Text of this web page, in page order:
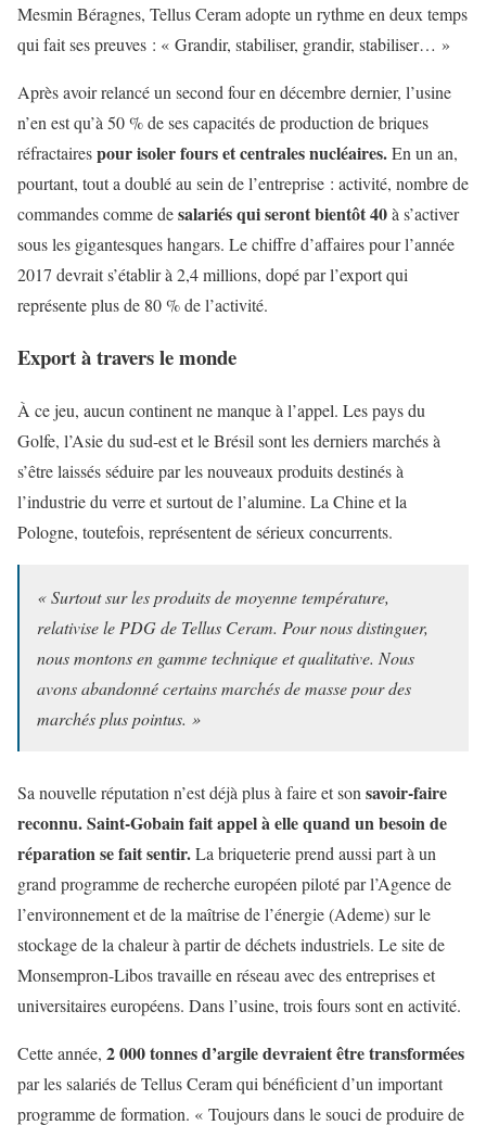
Mesmin Béragnes, Tellus Ceram adopte un rythme en deux temps
qui fait ses preuves : « Grandir, stabiliser, grandir, stabiliser… »
Après avoir relancé un second four en décembre dernier, l’usine
n’en est qu’à 50 % de ses capacités de production de briques
réfractairespour isoler fours et centrales nucléaires.En un an,
pourtant, tout a doublé au sein de l’entreprise : activité, nombre de
commandes comme desalariés qui seront bientôt 40à s’activer
sous les gigantesques hangars. Le chiffre d’affaires pour l’année
2017 devrait s’établir à 2,4 millions, dopé par l’export qui
représente plus de 80 % de l’activité.
Export à travers le monde
À ce jeu, aucun continent ne manque à l’appel. Les pays du
Golfe, l’Asie du sud-est et le Brésil sont les derniers marchés à
s’être laissés séduire par les nouveaux produits destinés à
l’industrie du verre et surtout de l’alumine. La Chine et la
Pologne, toutefois, représentent de sérieux concurrents.
« Surtout sur les produits de moyenne température,
relativise le PDG de Tellus Ceram. Pour nous distinguer,
nous montons en gamme technique et qualitative. Nous
avons abandonné certains marchés de masse pour des
marchés plus pointus. »
Sa nouvelle réputation n’est déjà plus à faire et son savoir-faire
reconnu. Saint-Gobain fait appel à elle quand un besoin de
réparation se fait sentir.La briqueterie prend aussi part à un
grand programme de recherche européen piloté par l’Agence de
l’environnement et de la maîtrise de l’énergie (Ademe) sur le
stockage de la chaleur à partir de déchets industriels. Le site de
Monsempron-Libos travaille en réseau avec des entreprises et
universitaires européens. Dans l’usine, trois fours sont en activité.
Cette année, 2 000 tonnes d’argile devraient être transformées
par les salariés de Tellus Ceram qui bénéficient d’un important
programme de formation. « Toujours dans le souci de produire de